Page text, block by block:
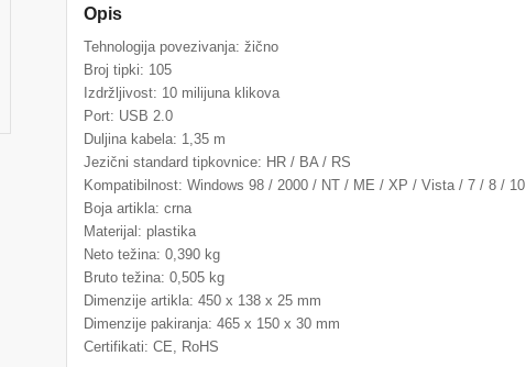
Opis
Tehnologija povezivanja: žično
Broj tipki: 105
Izdržljivost: 10 milijuna klikova
Port: USB 2.0
Duljina kabela: 1,35 m
Jezični standard tipkovnice: HR / BA / RS
Kompatibilnost: Windows 98 / 2000 / NT / ME / XP / Vista / 7 / 8 / 10
Boja artikla: crna
Materijal: plastika
Neto težina: 0,390 kg
Bruto težina: 0,505 kg
Dimenzije artikla: 450 x 138 x 25 mm
Dimenzije pakiranja: 465 x 150 x 30 mm
Certifikati: CE, RoHS